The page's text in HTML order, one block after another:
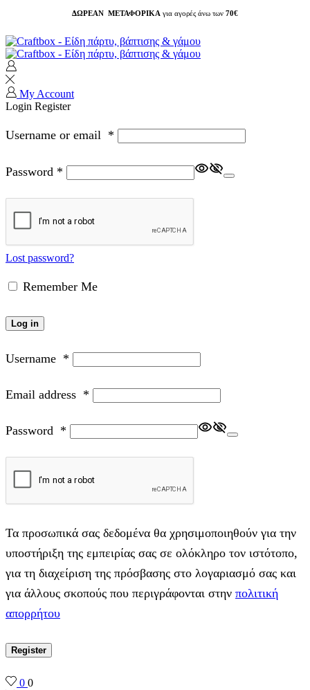
ΔΩΡΕΑΝ ΜΕΤΑΦΟΡΙΚΑ για αγορές άνω των 70€
My Account
Login Register
Username or email *
Password *
Lost password?
Remember Me
Log in
Username *
Email address *
Password *
Τα προσωπικά σας δεδομένα θα χρησιμοποιηθούν για την
υποστήριξη της εμπειρίας σας σε ολόκληρο τον ιστότοπο,
για τη διαχείριση της πρόσβασης στο λογαριασμό σας και
για άλλους σκοπούς που περιγράφονται στην πολιτική
απορρήτου
Register
0 0